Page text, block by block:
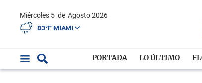
Miércoles 5 de Agosto 2026
83°F MIAMI
PORTADA LO ÚLTIMO